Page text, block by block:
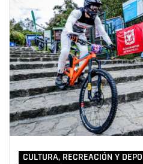
CULTURA, RECREACIÓN Y